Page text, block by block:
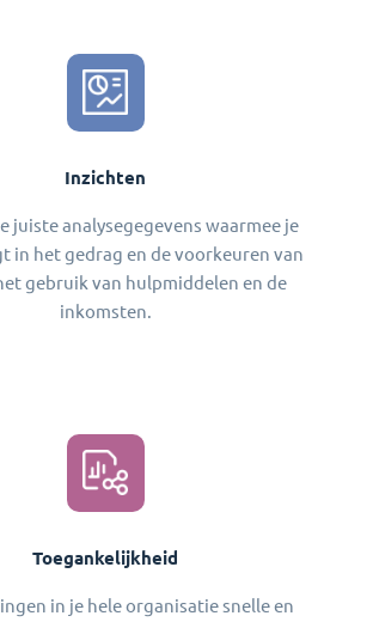
Inzichten
juiste analysegegevens waarmee je
in het gedrag en de voorkeuren van
gebruik van hulpmiddelen en de
inkomsten.
Toegankelijkheid
in je hele organisatie snelle en